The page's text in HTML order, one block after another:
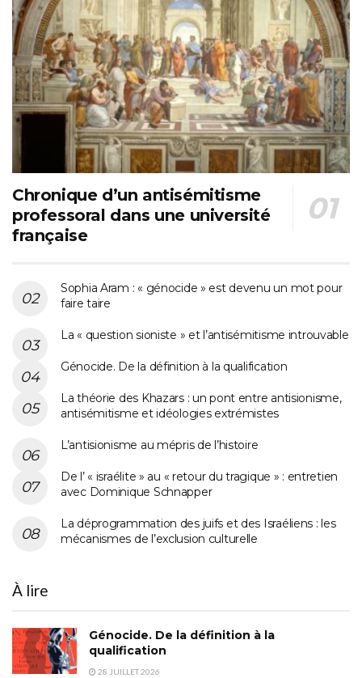
Chronique d’un antisémitisme
professoral dans une université
française
Sophia Aram : « génocide » est devenu un mot pour
faire taire
La « question sioniste » et l’antisémitisme introuvable
Génocide. De la définition à la qualification
La théorie des Khazars : un pont entre antisionisme,
antisémitisme et idéologies extrémistes
L’antisionisme au mépris de l’histoire
De l’ « israélite » au « retour du tragique » : entretien
avec Dominique Schnapper
La déprogrammation des juifs et des Israéliens : les
mécanismes de l’exclusion culturelle
À lire
Génocide. De la définition à la
qualification
28 JUILLET 2026